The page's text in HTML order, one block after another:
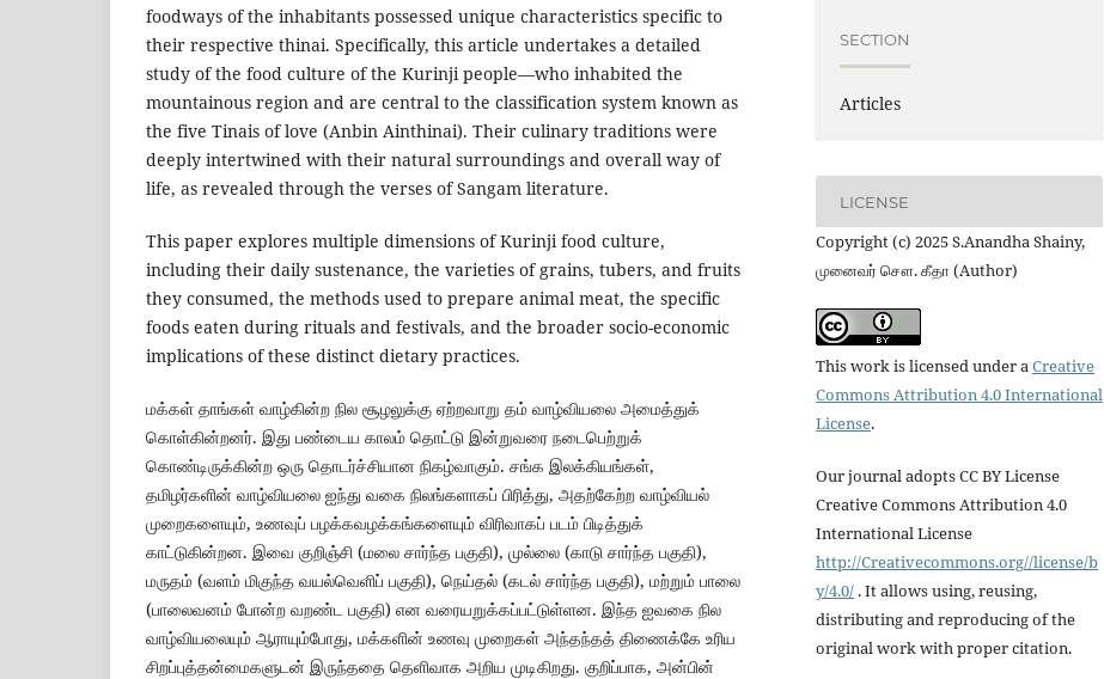
foodways of the inhabitants possessed unique characteristics specific to
their respective thinai. Specifically, this article undertakes a detailed
study of the food culture of the Kurinji people—who inhabited the
mountainous region and are central to the classification system known as
the five Tinais of love (Anbin Ainthinai). Their culinary traditions were
deeply intertwined with their natural surroundings and overall way of
life, as revealed through the verses of Sangam literature.
This paper explores multiple dimensions of Kurinji food culture,
including their daily sustenance, the varieties of grains, tubers, and fruits
they consumed, the methods used to prepare animal meat, the specific
foods eaten during rituals and festivals, and the broader socio-economic
implications of these distinct dietary practices.
மக்கள் தாங்கள் வாழ்கின்ற நில சூழலுக்கு ஏற்றவாறு தம் வாழ்வியலை அமைத்துக்
கொள்கின்றனர். இது பண்டைய காலம் தொட்டு இன்றுவரை நடைபெற்றுக்
கொண்டிருக்கின்ற ஒரு தொடர்ச்சியான நிகழ்வாகும். சங்க இலக்கியங்கள்,
தமிழர்களின் வாழ்வியலை ஐந்து வகை நிலங்களாகப் பிரித்து, அதற்கேற்ற வாழ்வியல்
முறைகளையும், உணவுப் பழக்கவழக்கங்களையும் விரிவாகப் படம் பிடித்துக்
காட்டுகின்றன. இவை குறிஞ்சி (மலை சார்ந்த பகுதி), முல்லை (காடு சார்ந்த பகுதி),
மருதம் (வளம் மிகுந்த வயல்வெளிப் பகுதி), நெய்தல் (கடல் சார்ந்த பகுதி), மற்றும் பாலை
(பாலைவனம் போன்ற வறண்ட பகுதி) என வரையறுக்கப்பட்டுள்ளன. இந்த ஐவகை நில
வாழ்வியலையும் ஆராயும்போது, மக்களின் உணவு முறைகள் அந்தந்தத் திணைக்கே உரிய
சிறப்புத்தன்மைகளுடன் இருந்ததை தெளிவாக அறிய முடிகிறது. குறிப்பாக, அன்பின்
SECTION
Articles
LICENSE
Copyright (c) 2025 S.Anandha Shainy,
முனைவர் சௌ. கீதா (Author)
This work is licensed under aCreative
Commons Attribution 4.0 International
License.
Our journal adopts CC BY License
Creative Commons Attribution 4.0
International License
http://Creativecommons.org//license/b
y/4.0/ . It allows using, reusing,
distributing and reproducing of the
original work with proper citation.